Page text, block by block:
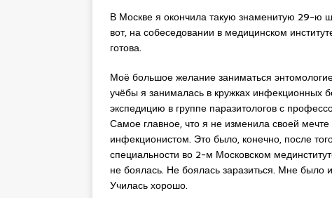
В Москве я окончила такую знаменитую 29-ю
вот, на собеседовании в медицинском
готова.
Моё большое желание заниматься
учёбы я занималась в кружках инфекционных
экспедицию в группе паразитологов с
Самое главное, что я не изменила своей
инфекционистом. Это было, конечно, после
специальности во 2-м Московском
не боялась. Не боялась заразиться. Мне
Училась хорошо.